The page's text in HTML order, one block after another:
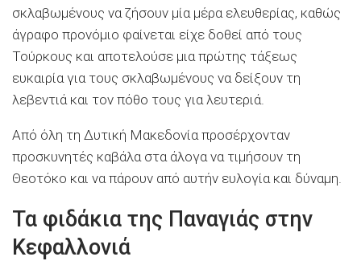
σκλαβωμένους να ζήσουν μία μέρα ελευθερίας, καθώς
άγραφο προνόμιο φαίνεται είχε δοθεί από τους
Τούρκους και αποτελούσε μια πρώτης τάξεως
ευκαιρία για τους σκλαβωμένους να δείξουν τη
λεβεντιά και τον πόθο τους για λευτεριά.
Από όλη τη Δυτική Μακεδονία προσέρχονταν
προσκυνητές καβάλα στα άλογα να τιμήσουν τη
Θεοτόκο και να πάρουν από αυτήν ευλογία και δύναμη.
Τα φιδάκια της Παναγιάς στην
Κεφαλλονιά